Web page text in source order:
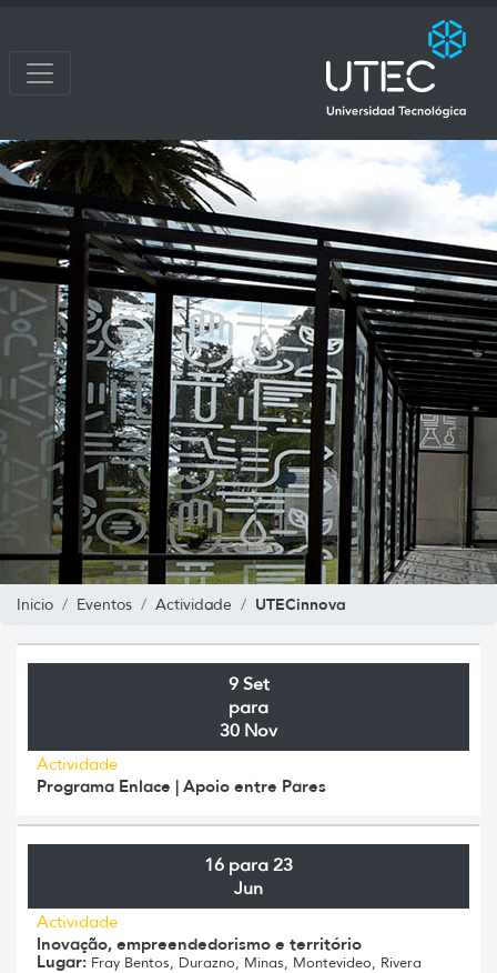
Inicio Eventos Actividade UTECinnova
9 Set
para
30 Nov
Actividade
Programa Enlace | Apoio entre Pares
16 para 23
Jun
Actividade
Inovação, empreendedorismo e território
Lugar: Fray Bentos, Durazno, Minas, Montevideo, Rivera